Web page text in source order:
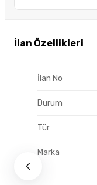
İlan Özellikleri
İlan No
Durum
Tür
Marka